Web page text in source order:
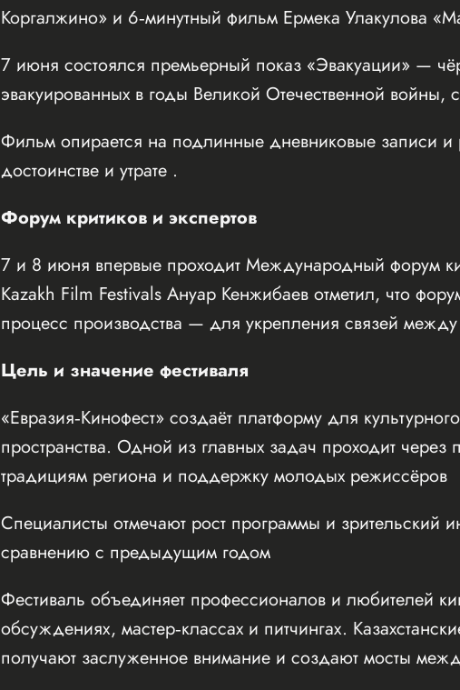
Коргалжино» и 6‑минутный фильм Ермека Улакулова
7 июня состоялся премьерный показ «Эвакуации» —
эвакуированных в годы Великой Отечественной войны,
Фильм опирается на подлинные дневниковые записи и
достоинстве и утрате .
Форум критиков и экспертов
7 и 8 июня впервые проходит Международный форум
Kazakh Film Festivals Ануар Кенжибаев отметил, что
процесс производства — для укрепления связей между
Цель и значение фестиваля
«Евразия‑Кинофест» создаёт платформу для
пространства. Одной из главных задач проходит
традициям региона и поддержку молодых режиссёров
Специалисты отмечают рост программы и зрительский
сравнению с предыдущим годом
Фестиваль объединяет профессионалов и любителей
обсуждениях, мастер‑классах и питчингах.
получают заслуженное внимание и создают мосты